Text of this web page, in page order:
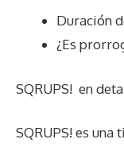
Duración
¿Es
SQRUPS! en
SQRUPS! es